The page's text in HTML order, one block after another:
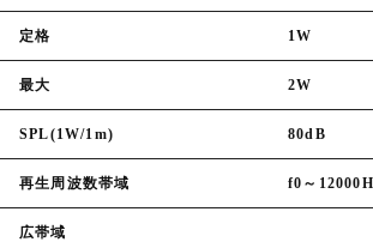
定格 1W
最大 2W
SPL(1W/1m) 80dB
再生周波数帯域 f0～
広帯域